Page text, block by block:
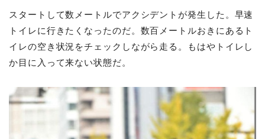
スタートして数メートルでアクシデントが発生した。早速
トイレに行きたくなったのだ。数百メートルおきにあるト
イレの空き状況をチェックしながら走る。もはやトイレし
か目に入って来ない状態だ。